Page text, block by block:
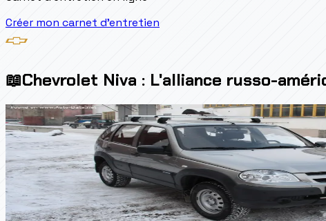
Créer mon carnet d'entretien
📖Chevrolet Niva : L'alliance russo-